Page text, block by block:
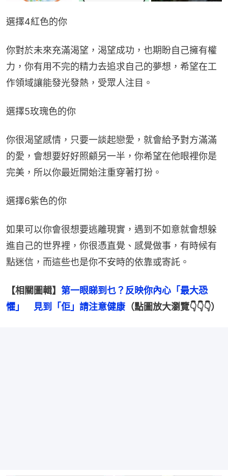
選擇4紅色的你
你對於未來充滿渴望，渴望成功，也期盼自己擁有權
力，你有用不完的精力去追求自己的夢想，希望在工
作領域讓能發光發熱，受眾人注目。
選擇5玫瑰色的你
你很渴望感情，只要一談起戀愛，就會給予對方滿滿
的愛，會想要好好照顧另一半，你希望在他眼裡你是
完美，所以你最近開始注重穿著打扮。
選擇6紫色的你
如果可以你會很想要逃離現實，遇到不如意就會想躲
進自己的世界裡，你很憑直覺、感覺做事，有時候有
點迷信，而這些也是你不安時的依靠或寄託。
【相關圖輯】 第一眼睇到乜？反映你內心「最大恐
懼」　見到「佢」請注意健康 （點圖放大瀏覽👇👇👇）